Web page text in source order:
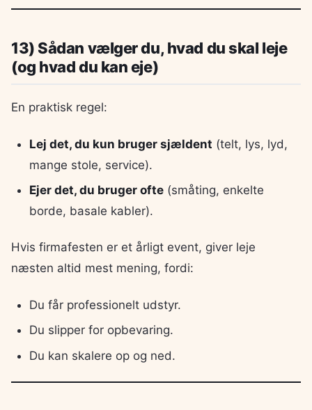
13) Sådan vælger du, hvad du skal leje
(og hvad du kan eje)
En praktisk regel:
Lej det, du kun bruger sjældent (telt, lys, lyd,
mange stole, service).
Ejer det, du bruger ofte(småting, enkelte
borde, basale kabler).
Hvis firmafesten er et årligt event, giver leje
næsten altid mest mening, fordi:
Du får professionelt udstyr.
Du slipper for opbevaring.
Du kan skalere op og ned.